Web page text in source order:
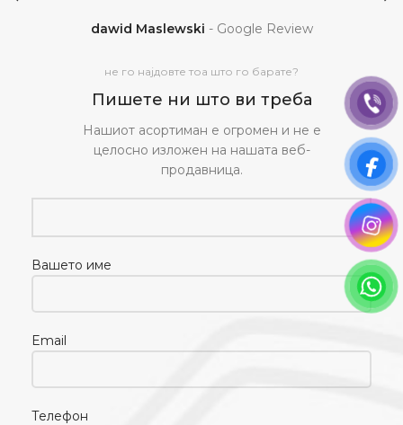
dawid Maslewski Google Review
не го најдовте тоа што го барате?
Пишете ни што ви треба
Нашиот асортиман е огромен и не е
целосно изложен на нашата веб-
продавница.
Вашето име
Email
Телефон